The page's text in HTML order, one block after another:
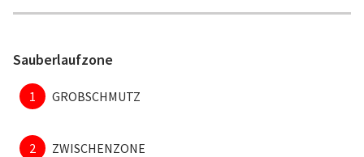
Sauberlaufzone
1 GROBSCHMUTZ
2 ZWISCHENZONE